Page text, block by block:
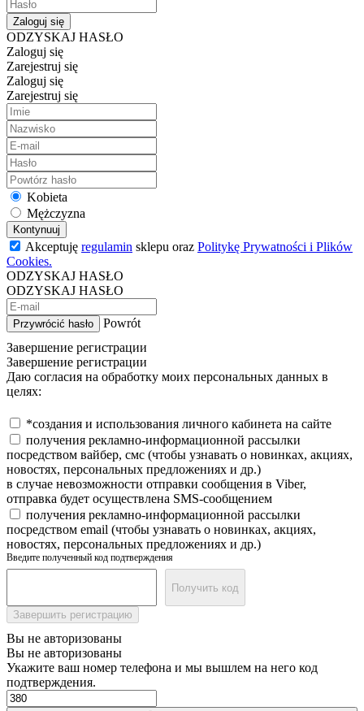
Zaloguj się
ODZYSKAJ HASŁO
Zaloguj się
Zarejestruj się
Zaloguj się
Zarejestruj się
Kobieta
Mężczyzna
Kontynuuj
Akceptuję regulamin sklepu oraz Politykę Prywatności i Plików
Cookies.
ODZYSKAJ HASŁO
ODZYSKAJ HASŁO
Przywrócić hasło
Powrót
Завершение регистрации
Завершение регистрации
Даю согласия на обработку моих персональных данных в
целях:
*создания и использования личного кабинета на сайте
получения рекламно-информационной рассылки
посредством вайбер, смс (чтобы узнавать о новинках, акциях,
новостях, персональных предложениях и др.)
в случае невозможности отправки сообщения в Viber,
отправка будет осуществлена SMS-сообщением
получения рекламно-информационной рассылки
посредством email (чтобы узнавать о новинках, акциях,
новостях, персональных предложениях и др.)
Введите полученный код подтверждения
Получить код
Завершить регистрацию
Вы не авторизованы
Вы не авторизованы
Укажите ваш номер телефона и мы вышлем на него код
подтверждения.